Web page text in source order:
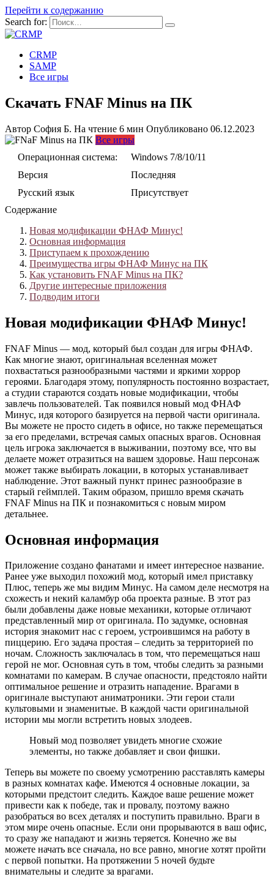
Перейти к содержанию
Search for:
CRMP
SAMP
Все игры
Скачать FNAF Minus на ПК
Автор София Б. На чтение 6 мин Опубликовано 06.12.2023
Все игры
Операционная система:
Windows 7/8/10/11
Версия
Последняя
Русский язык
Присутствует
Содержание
Новая модификации ФНАФ Минус!
Основная информация
Приступаем к прохождению
Преимущества игры ФНАФ Минус на ПК
Как установить FNAF Minus на ПК?
Другие интересные приложения
Подводим итоги
Новая модификации ФНАФ Минус!
FNAF Minus — мод, который был создан для игры ФНАФ.
Как многие знают, оригинальная вселенная может
похвастаться разнообразными частями и яркими хоррор
героями. Благодаря этому, популярность постоянно возрастает,
а студии стараются создать новые модификации, чтобы
завлечь пользователей. Так появился новый мод ФНАФ
Минус, идя которого базируется на первой части оригинала.
Вы можете не просто сидеть в офисе, но также перемещаться
за его пределами, встречая самых опасных врагов. Основная
цель игрока заключается в выживании, поэтому все, что вы
делаете может отразиться на вашем здоровье. Наш персонаж
может также выбирать локации, в которых устанавливает
наблюдение. Этот важный пункт принес разнообразие в
старый геймплей. Таким образом, пришло время скачать
FNAF Minus на ПК и познакомиться с новым миром
детальнее.
Основная информация
Приложение создано фанатами и имеет интересное название.
Ранее уже выходил похожий мод, который имел приставку
Плюс, теперь же мы видим Минус. На самом деле несмотря на
схожесть и некий каламбур оба проекта разные. В этот раз
были добавлены даже новые механики, которые отличают
представленный мир от оригинала. По задумке, основная
история знакомит нас с героем, устроившимся на работу в
пиццерию. Его задача простая – следить за территорией по
ночам. Сложность заключалась в том, что перемещаться наш
герой не мог. Основная суть в том, чтобы следить за разными
комнатами по камерам. В случае опасности, предстояло найти
оптимальное решение и отразить нападение. Врагами в
оригинале выступают аниматроники. Эти герои стали
культовыми и знаменитые. В каждой части оригинальной
истории мы могли встретить новых злодеев.
Новый мод позволяет увидеть многие схожие
элементы, но также добавляет и свои фишки.
Теперь вы можете по своему усмотрению расставлять камеры
в разных комнатах кафе. Имеются 4 основные локации, за
которыми предстоит следить. Каждое ваше решение может
привести как к победе, так и провалу, поэтому важно
разобраться во всех деталях и поступить правильно. Враги в
этом мире очень опасные. Если они прорываются в ваш офис,
то сразу же нападают и жизнь теряется. Конечно же вы
можете начать все сначала, но все равно, многие хотят пройти
с первой попытки. На протяжении 5 ночей будьте
внимательны и следите за врагами.